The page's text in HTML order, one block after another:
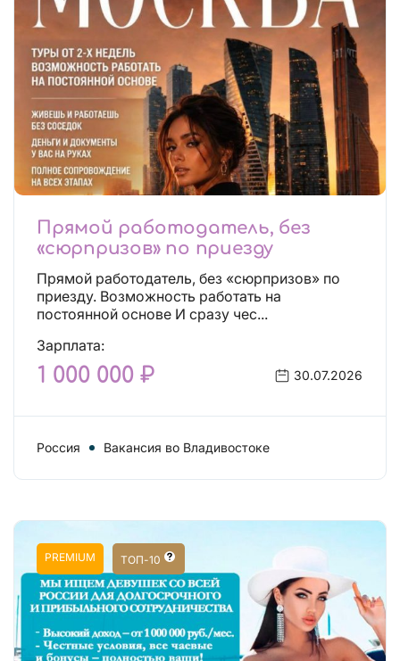
Прямой работодатель, без
«сюрпризов» по приезду
Прямой работодатель, без «сюрпризов» по
приезду. Возможность работать на
постоянной основе И сразу чес...
Зарплата:
1 000 000 ₽ 30.07.2026
Россия Вакансия во Владивостоке
PREMIUM ТОП-10